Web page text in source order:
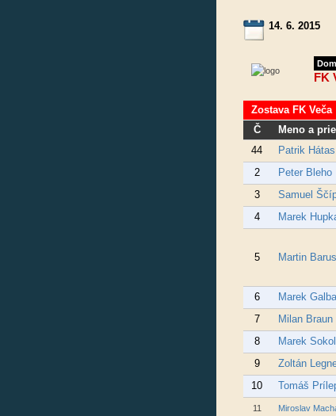
14. 6. 2015
FK
Zostava FK Veča
Č
Meno a
44
Patrik Hátas
2
Peter Bleho
3
Samuel
4
Marek
5 Martin Barus
6 Marek
7 Milan Braun
8
Marek Sokol
9 Zoltán
10
Tomáš
11 Miroslav